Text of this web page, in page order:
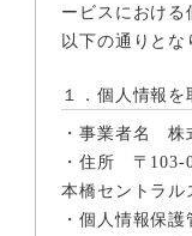
ービスにおける
以下の通りとな
１．個人情報
・事業者名 株
・住所 〒103-
本橋セントラル
・個人情報保